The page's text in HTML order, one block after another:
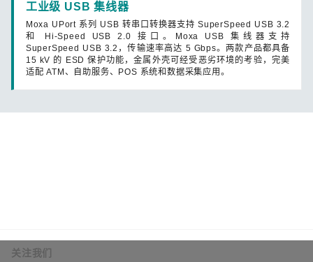
工业级 USB 集线器
Moxa UPort 系列 USB 转串口转换器支持 SuperSpeed USB 3.2
和 Hi-Speed USB 2.0 接口。Moxa USB 集线器支持
SuperSpeed USB 3.2，传输速率高达 5 Gbps。两款产品都具备
15 kV 的 ESD 保护功能，金属外壳可经受恶劣环境的考验，完美
适配 ATM、自助服务、POS 系统和数据采集应用。
关注我们